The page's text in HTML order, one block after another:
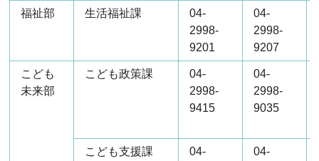
福祉部 生活福祉課
04-
2998-
9201
04-
2998-
9207
こども
未来部
こども政策課
04-
2998-
9415
04-
2998-
9035
こども支援課
04-
04-